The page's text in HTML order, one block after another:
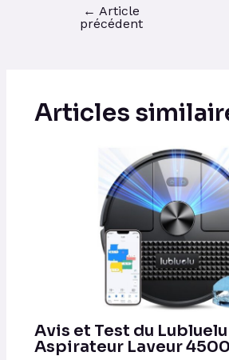
← Article
précédent
Articles
Avis et Test du
Aspirateur Laveur